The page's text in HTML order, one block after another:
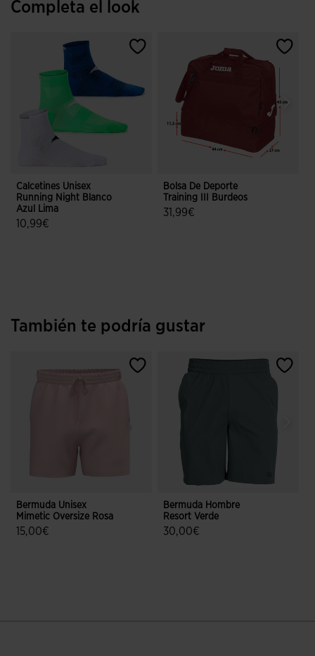
Completa el look
Calcetines Unisex
Running Night Blanco
Azul Lima
10,99€
Bolsa De Deporte
Training III Burdeos
31,99€
También te podría gustar
Bermuda Unisex
Mimetic Oversize Rosa
15,00€
Bermuda Hombre
Resort Verde
30,00€